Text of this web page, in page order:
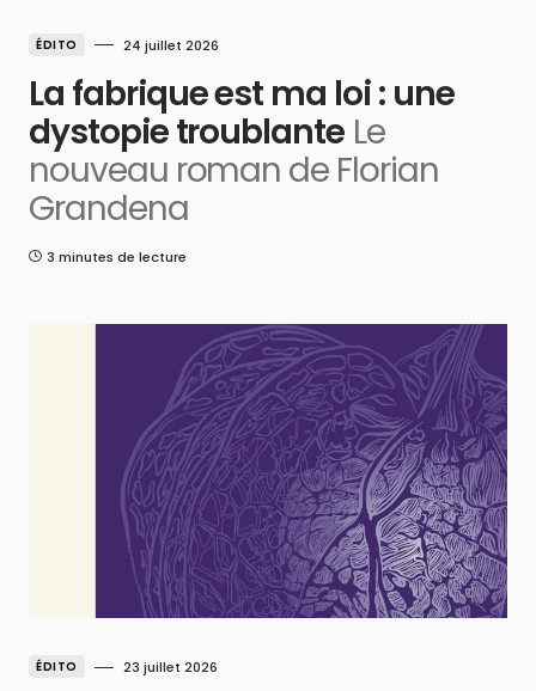
ÉDITO 24 juillet 2026
La fabrique est ma loi : une
dystopie troublante Le
nouveau roman de Florian
Grandena
3 minutes de lecture
ÉDITO 23 juillet 2026